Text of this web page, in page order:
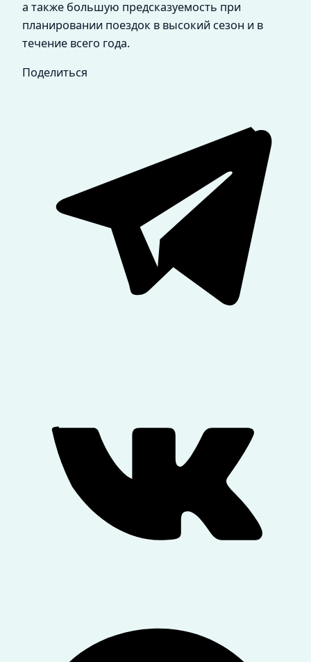
а также большую предсказуемость при
планировании поездок в высокий сезон и в
течение всего года.
Поделиться